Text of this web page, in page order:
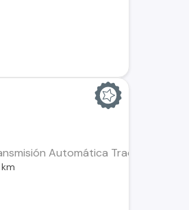
Automática Tracción